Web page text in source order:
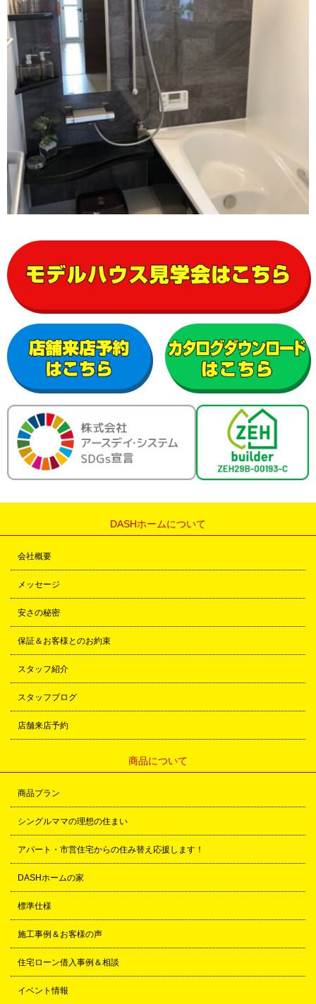
DASHホームについて
会社概要
メッセージ
安さの秘密
保証＆お客様とのお約束
スタッフ紹介
スタッフブログ
店舗来店予約
商品について
商品プラン
シングルママの理想の住まい
アパート・市営住宅からの住み替え応援します！
DASHホームの家
標準仕様
施工事例＆お客様の声
住宅ローン借入事例＆相談
イベント情報